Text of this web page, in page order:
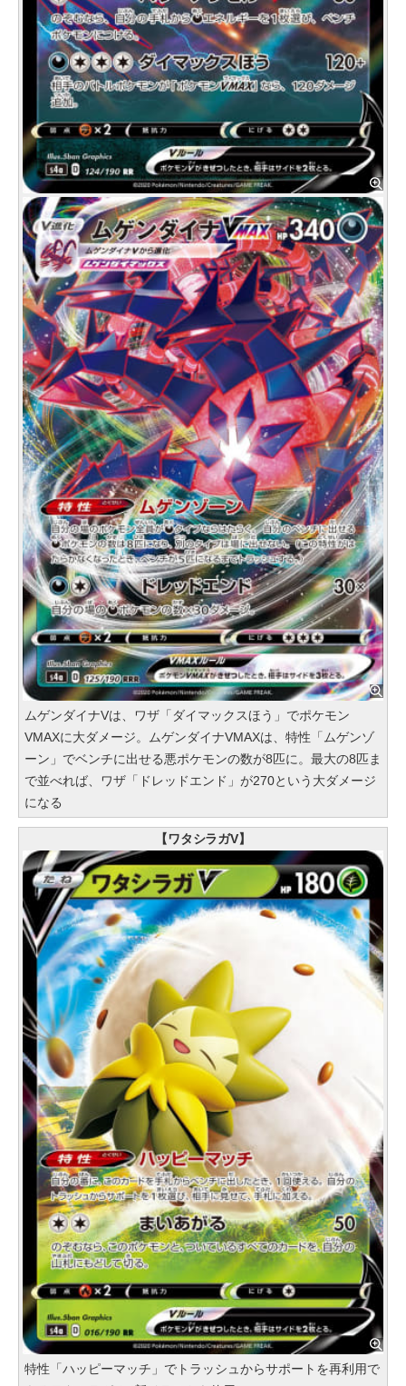
ムゲンダイナVは、ワザ「ダイマックスほう」でポケモン
VMAXに大ダメージ。ムゲンダイナVMAXは、特性「ムゲンゾ
ーン」でベンチに出せる悪ポケモンの数が8匹に。最大の8匹ま
で並べれば、ワザ「ドレッドエンド」が270という大ダメージ
になる
【ワタシラガV】
特性「ハッピーマッチ」でトラッシュからサポートを再利用で